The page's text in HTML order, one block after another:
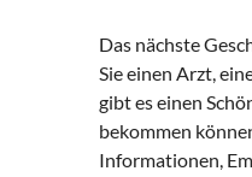
Das nächste
Sie einen Arzt,
gibt es einen
bekommen
Informationen,